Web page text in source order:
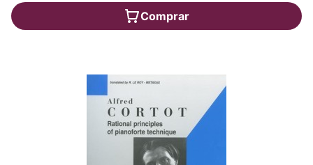
Comprar